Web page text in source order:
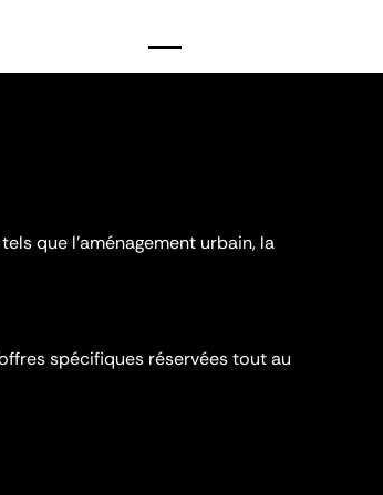
que l'aménagement urbain, la
spécifiques réservées tout au